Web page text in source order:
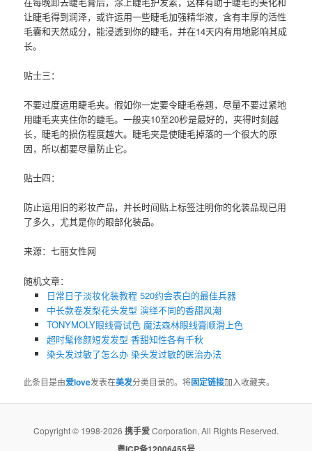
让睫毛得到润泽，或许运用一些睫毛加强精华液，含有丰厚的活性
毛囊和天然成分，能浸透到你的睫毛，并在14天内有用地影响其成
长。
贴士三：
不要过度运用睫毛夹。假如你一定要令睫毛卷翘，尽量不要过紧地
用睫毛夹夹住你的睫毛。一般夹10至20秒是最好的，夹得时刻越
长，睫毛的损伤程度越大。睫毛夹是使睫毛掉落的一个很大的原
因，所以都要尽量防止它。
贴士四：
防止运用旧的彩妆产品，并长时间贴上标签注明你的化装品现已用
了多久，尤其是你的眼部化装品。
来源：七丽女性网
随机文章：
日常日子淡妆化装教程 520约会表白的最佳兵器
中长款卷发梨花头发型 演绎不同的香甜风潮
TONYMOLY眼线膏试色 魔法森林眼线膏顺滑上色
超时髦修颜短发发型 香甜知性各有千秋
染头发过敏了怎么办 ​染头发过敏的医治办法
此条目是由爱love发表在美发分类目录的。将固定链接加入收藏夹。
Copyright © 1998-2026 携手爱Corporation, All Rights Reserved.